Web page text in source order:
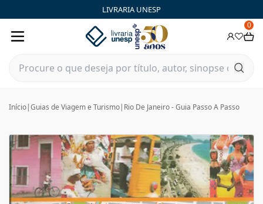
LIVRARIA UNESP
0
Início|Guias de Viagem e Turismo| Rio De Janeiro - Guia Passo A Passo